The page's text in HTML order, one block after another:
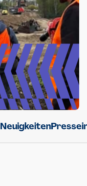
Neuigkeiten